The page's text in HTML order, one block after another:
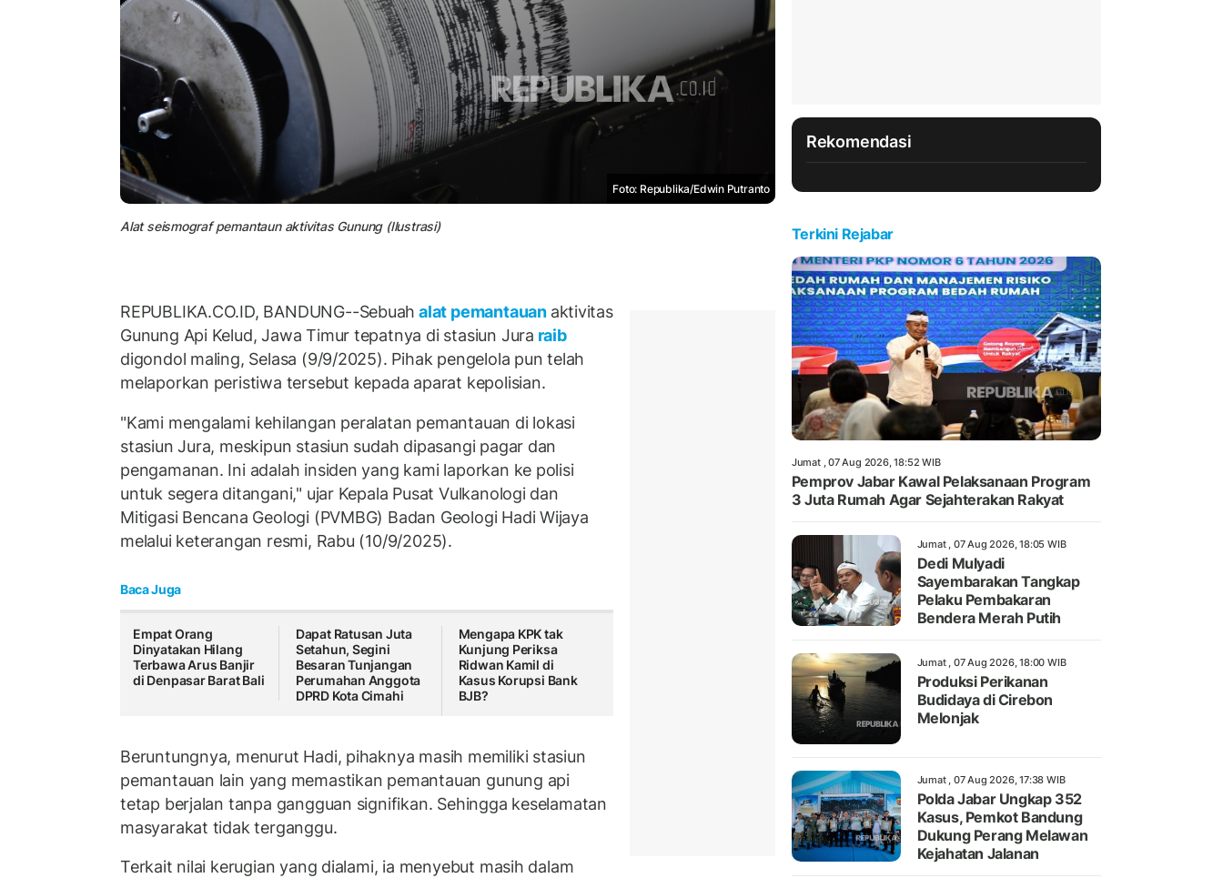
Foto: Republika/Edwin Putranto
Alat seismograf pemantaun aktivitas Gunung (Ilustrasi)
REPUBLIKA.CO.ID, BANDUNG--Sebuah alat pemantauan aktivitas
Gunung Api Kelud, Jawa Timur tepatnya di stasiun Jura raib
digondol maling, Selasa (9/9/2025). Pihak pengelola pun telah
melaporkan peristiwa tersebut kepada aparat kepolisian.
"Kami mengalami kehilangan peralatan pemantauan di lokasi
stasiun Jura, meskipun stasiun sudah dipasangi pagar dan
pengamanan. Ini adalah insiden yang kami laporkan ke polisi
untuk segera ditangani," ujar Kepala Pusat Vulkanologi dan
Mitigasi Bencana Geologi (PVMBG) Badan Geologi Hadi Wijaya
melalui keterangan resmi, Rabu (10/9/2025).
Baca Juga
Empat Orang
Dinyatakan Hilang
Terbawa Arus Banjir
di Denpasar Barat Bali
Dapat Ratusan Juta
Setahun, Segini
Besaran Tunjangan
Perumahan Anggota
DPRD Kota Cimahi
Mengapa KPK tak
Kunjung Periksa
Ridwan Kamil di
Kasus Korupsi Bank
BJB?
Beruntungnya, menurut Hadi, pihaknya masih memiliki stasiun
pemantauan lain yang memastikan pemantauan gunung api
tetap berjalan tanpa gangguan signifikan. Sehingga keselamatan
masyarakat tidak terganggu.
Terkait nilai kerugian yang dialami, ia menyebut masih dalam
Rekomendasi
Terkini Rejabar
Jumat , 07 Aug 2026, 18:52 WIB
Pemprov Jabar Kawal Pelaksanaan Program
3 Juta Rumah Agar Sejahterakan Rakyat
Jumat , 07 Aug 2026, 18:05 WIB
Dedi Mulyadi
Sayembarakan Tangkap
Pelaku Pembakaran
Bendera Merah Putih
Jumat , 07 Aug 2026, 18:00 WIB
Produksi Perikanan
Budidaya di Cirebon
Melonjak
Jumat , 07 Aug 2026, 17:38 WIB
Polda Jabar Ungkap 352
Kasus, Pemkot Bandung
Dukung Perang Melawan
Kejahatan Jalanan